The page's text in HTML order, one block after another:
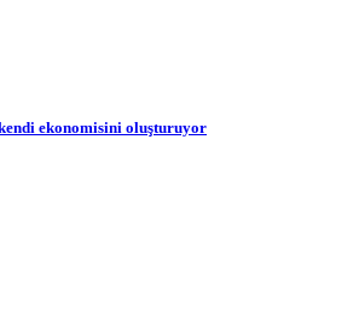
ekonomisini oluşturuyor